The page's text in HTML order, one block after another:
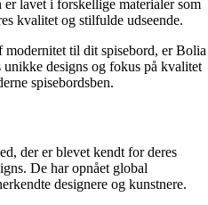
lavet i forskellige materialer som
kvalitet og stilfulde udseende.
til dit spisebord, er Bolia
unikke designs og fokus på kvalitet
spisebordsben.
der er blevet kendt for deres
De har opnået global
designere og kunstnere.